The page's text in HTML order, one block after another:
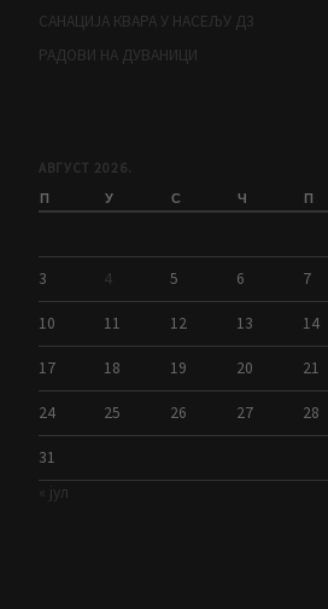
САНАЦИЈА КВАРА У НАСЕЉУ Д3
РАДОВИ НА ДУВАНИЦИ
АВГУСТ 2026.
П У С Ч П
3 4 5 6 7
10 11 12 13 14
17 18 19 20 21
24 25 26 27 28
31
« јул